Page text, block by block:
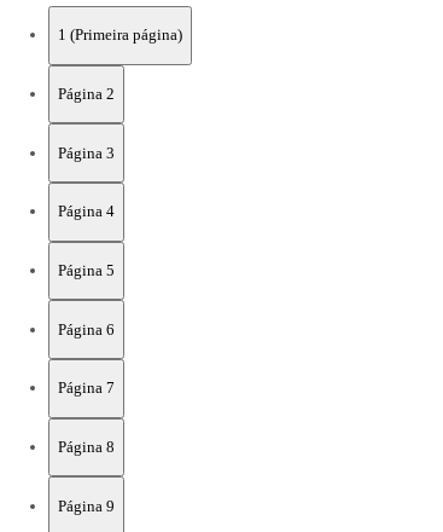
1 (Primeira página)
Página 2
Página 3
Página 4
Página 5
Página 6
Página 7
Página 8
Página 9